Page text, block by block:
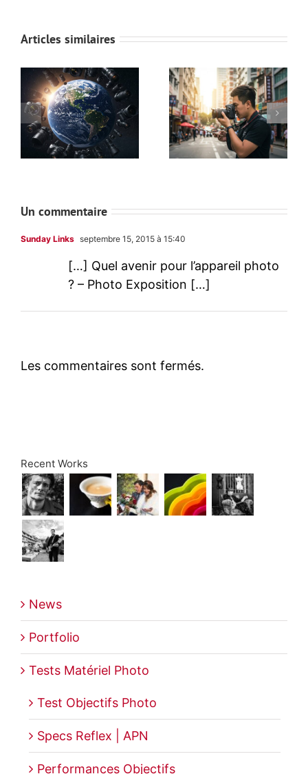
Articles similaires
Un commentaire
Sunday Links septembre 15, 2015 à 15:40
[…] Quel avenir pour l’appareil photo
? – Photo Exposition […]
Les commentaires sont fermés.
Recent Works
News
Portfolio
Tests Matériel Photo
Test Objectifs Photo
Specs Reflex | APN
Performances Objectifs